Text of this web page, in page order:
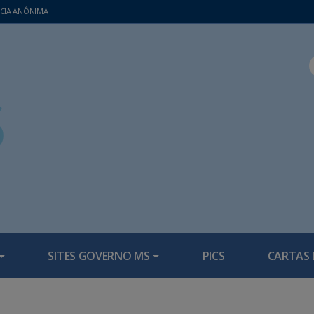
ANÔNIMA
SITES GOVERNO MS PICS CARTAS